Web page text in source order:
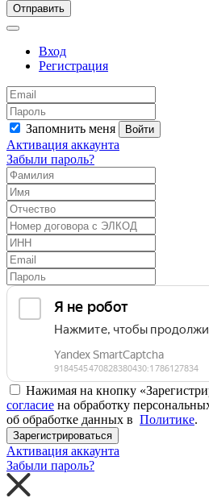
Отправить
Вход
Регистрация
Запомнить меня Войти
Активация аккаунта
Забыли пароль?
Нажимая на кнопку
согласие на обработку
об обработке данных в Политике.
Зарегистрироваться
Активация аккаунта
Забыли пароль?